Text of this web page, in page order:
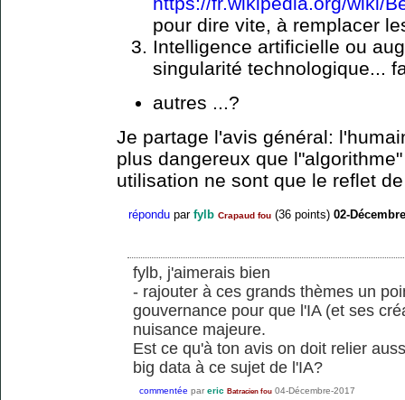
pour dire vite, à remplacer
Intelligence artificielle ou
singularité technologique...
autres ...?
Je partage l'avis général:
plus dangereux que
utilisation ne sont que le reflet
répondu par fylb Crapaud fou (36 points) 02-
fylb, j'aimerais bien
- rajouter à ces grands thèmes un
gouvernance pour que l'IA (et ses
nuisance majeure.
Est ce qu'à ton avis on doit relier
big data à ce sujet de l'IA?
commentée par eric Batracien fou 04-Décembre-2017